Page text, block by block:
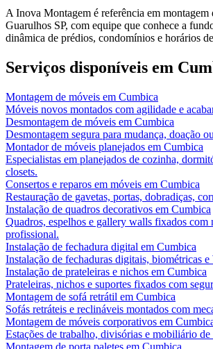
A Inova Montagem é referência em montagem
Guarulhos SP, com equipe que conhece a
dinâmica de prédios, condomínios e horários
Serviços disponíveis em
Montagem de móveis em Cumbica
Móveis novos montados com agilidade e
Desmontagem de móveis em Cumbica
Desmontagem segura para mudança, doação
Montador de móveis planejados em Cumbica
Especialistas em planejados de cozinha,
closets.
Consertos e reparos em móveis em Cumbica
Restauração de gavetas, portas, dobradiças,
Instalação de quadros decorativos em Cumbica
Quadros, espelhos e gallery walls fixados com
profissional.
Instalação de fechadura digital em Cumbica
Instalação de fechaduras digitais, biométricas
Instalação de prateleiras e nichos em Cumbica
Prateleiras, nichos e suportes fixados com
Montagem de sofá retrátil em Cumbica
Sofás retráteis e reclináveis montados com
Montagem de móveis corporativos em
Estações de trabalho, divisórias e mobiliário de
Montagem de porta paletes em Cumbica